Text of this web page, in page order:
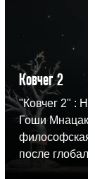
Ковчег 2
"Ковчег 2" :
Гоши
философская
после